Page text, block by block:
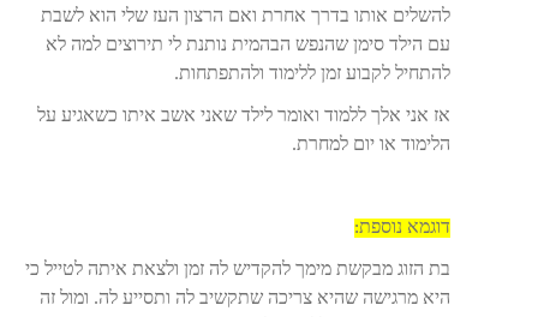
להשלים אותו בדרך אחרת ואם הרצון העז שלי הוא לשבת
עם הילד סימן שהנפש הבהמית נותנת לי תירוצים למה לא
להתחיל לקבוע זמן ללימוד ולהתפתחות.
אז אני אלך ללמוד ואומר לילד שאני אשב איתו כשאגיע על
הלימוד או יום למחרת.
דוגמא נוספת:
בת הזוג מבקשת מימך להקדיש לה זמן ולצאת איתה לטייל כי
היא מרגישה שהיא צריכה שתקשיב לה ותסייע לה. ומול זה